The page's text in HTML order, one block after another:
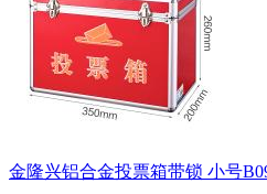
金隆兴铝合金投票箱带锁 小号